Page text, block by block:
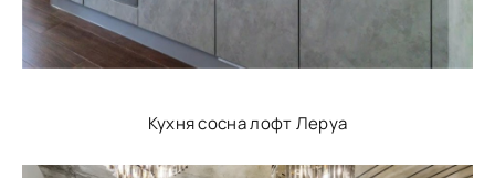
Кухня сосна лофт Леруа